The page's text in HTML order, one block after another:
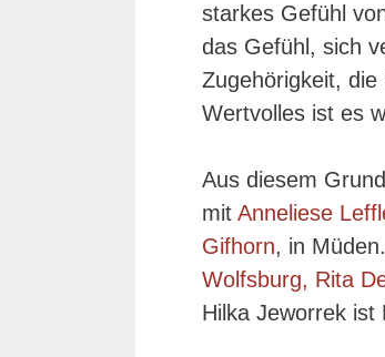
starkes Gefühl
das Gefühl, sich
Zugehörigkeit,
Wertvolles ist es
Aus diesem
mit Anneliese
Gifhorn, in
Wolfsburg, Rita
Hilka Jeworrek ist